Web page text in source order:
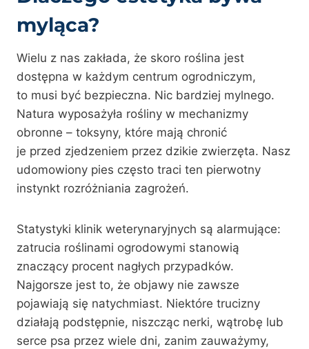
myląca?
Wielu z nas zakłada, że skoro roślina jest
dostępna w każdym centrum ogrodniczym,
to musi być bezpieczna. Nic bardziej mylnego.
Natura wyposażyła rośliny w mechanizmy
obronne – toksyny, które mają chronić
je przed zjedzeniem przez dzikie zwierzęta. Nasz
udomowiony pies często traci ten pierwotny
instynkt rozróżniania zagrożeń.
Statystyki klinik weterynaryjnych są alarmujące:
zatrucia roślinami ogrodowymi stanowią
znaczący procent nagłych przypadków.
Najgorsze jest to, że objawy nie zawsze
pojawiają się natychmiast. Niektóre trucizny
działają podstępnie, niszcząc nerki, wątrobę lub
serce psa przez wiele dni, zanim zauważymy,